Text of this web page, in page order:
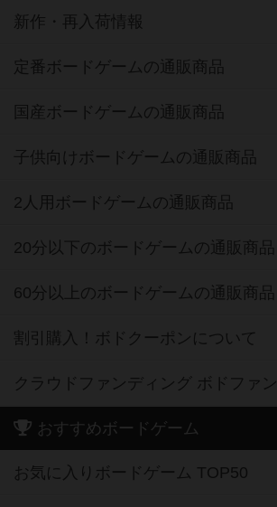
新作・再入荷情報
定番ボードゲームの通販商品
国産ボードゲームの通販商品
子供向けボードゲームの通販商品
2人用ボードゲームの通販商品
20分以下のボードゲームの通販商品
60分以上のボードゲームの通販商品
割引購入！ボドクーポンについて
クラウドファンディング ボドファン
おすすめボードゲーム
お気に入りボードゲーム TOP50